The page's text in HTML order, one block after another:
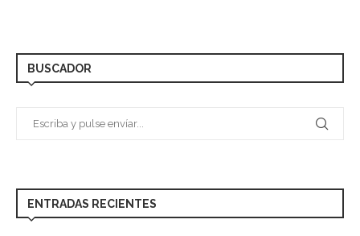
BUSCADOR
ENTRADAS RECIENTES